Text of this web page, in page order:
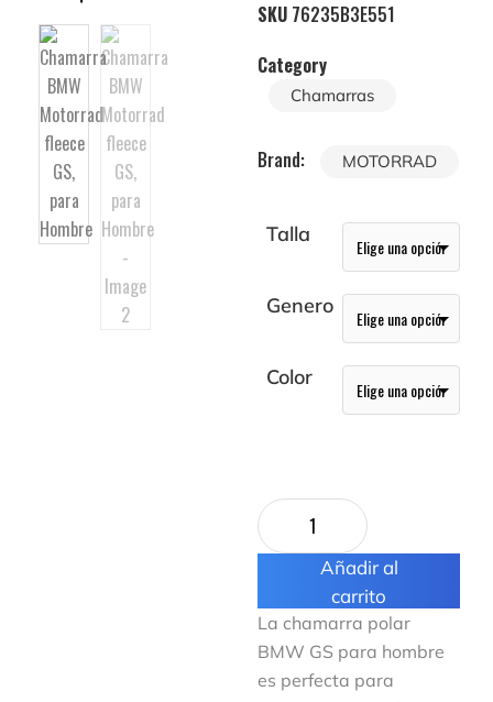
SKU 76235B3E551
Category
Chamarras
Brand: MOTORRAD
Talla
Genero
Color
Añadir al
carrito
La chamarra polar
BMW GS para hombre
es perfecta para